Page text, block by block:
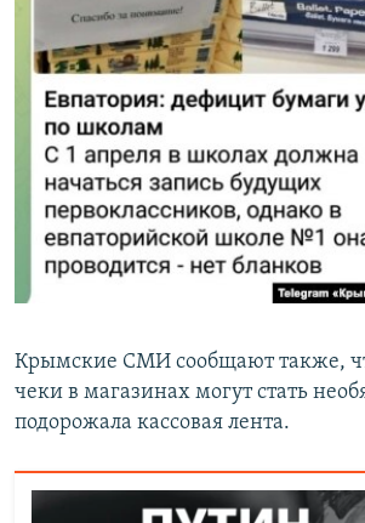
Крымские СМИ сообщают также,
чеки в магазинах могут стать
подорожала кассовая лента.